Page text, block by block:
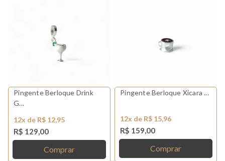
Pingente Berloque Drink
G...
12x de R$ 12,95
R$ 129,00
Comprar
Pingente Berloque Xícara ...
12x de R$ 15,96
R$ 159,00
Comprar